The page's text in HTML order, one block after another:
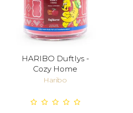
HARIBO Duftlys -
Cozy Home
Haribo